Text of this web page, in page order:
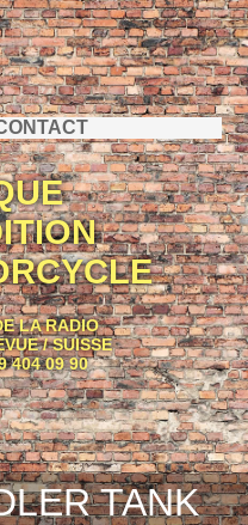
LA RADIO
/ SUISSE
404 09 90
TANK